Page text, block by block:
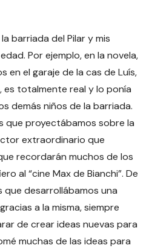
barriada del Pilar y mis
Por ejemplo, en la novela,
en el garaje de la cas de Luís,
totalmente real y lo ponía
demás niños de la barriada.
que proyectábamos sobre la
extraordinario que
recordarán muchos de los
al “cine Max de Bianchi”. De
que desarrollábamos una
a la misma, siempre
de crear ideas nuevas para
muchas de las ideas para